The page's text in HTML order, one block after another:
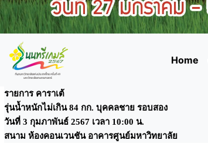
Home
รายการ คาราเต้
รุ่นน้ำหนักไม่เกิน 84 กก. บุคคลชาย รอบสอง
วันที่ 3 กุมภาพันธ์ 2567 เวลา 10:00 น.
สนาม ห้องคอนเวนชัน อาคารศูนย์มหาวิทยาลัย